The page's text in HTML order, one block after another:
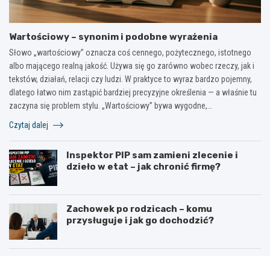
Wartościowy – synonim i podobne wyrażenia
Słowo „wartościowy” oznacza coś cennego, pożytecznego, istotnego
albo mającego realną jakość. Używa się go zarówno wobec rzeczy, jak i
tekstów, działań, relacji czy ludzi. W praktyce to wyraz bardzo pojemny,
dlatego łatwo nim zastąpić bardziej precyzyjne określenia — a właśnie tu
zaczyna się problem stylu. „Wartościowy” bywa wygodne,…
Czytaj dalej
Inspektor PIP sam zamieni zlecenie i
dzieło w etat – jak chronić firmę?
Zachowek po rodzicach – komu
przysługuje i jak go dochodzić?